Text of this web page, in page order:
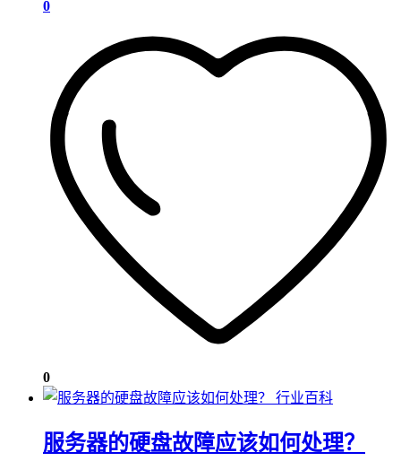
0
0
行业百科
服务器的硬盘故障应该如何处理？